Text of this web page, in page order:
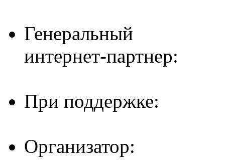
Генеральный
интернет-партнер:
При поддержке:
Организатор: